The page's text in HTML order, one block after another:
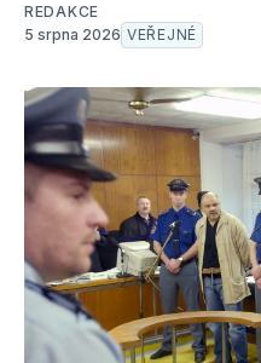
REDAKCE
5 srpna 2026 VEŘEJNÉ